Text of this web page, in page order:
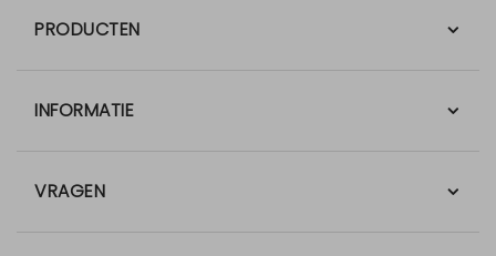
PRODUCTEN
INFORMATIE
VRAGEN